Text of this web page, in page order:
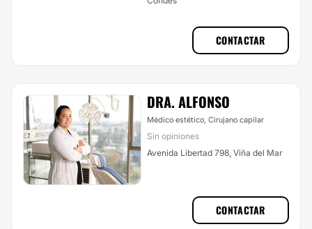
CONTACTAR
DRA. ALFONSO
Médico estético, Cirujano capilar
Sin opiniones
Avenida Libertad 798, Viña del Mar
CONTACTAR